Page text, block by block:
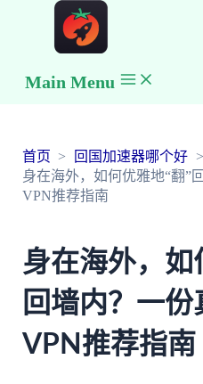
Main Menu
首页
回国加速器哪个好
身在海外，如何优雅地“翻”
VPN推荐指南
身在海外，如
回墙内？一份
VPN推荐指南